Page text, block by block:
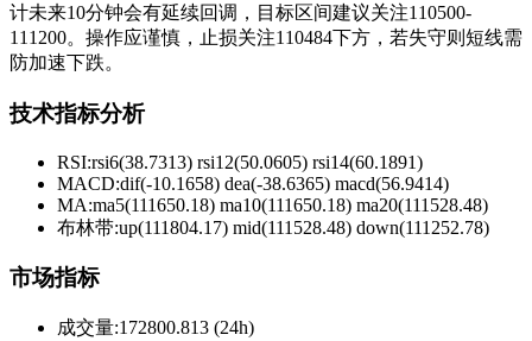
计未来10分钟会有延续回调，目标区间建议关注110500-
111200。操作应谨慎，止损关注110484下方，若失守则短线需
防加速下跌。
技术指标分析
RSI:rsi6(38.7313) rsi12(50.0605) rsi14(60.1891)
MACD:dif(-10.1658) dea(-38.6365) macd(56.9414)
MA:ma5(111650.18) ma10(111650.18) ma20(111528.48)
布林带:up(111804.17) mid(111528.48) down(111252.78)
市场指标
成交量:172800.813 (24h)